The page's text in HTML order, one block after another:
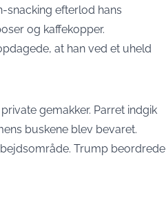
snacking efterlod hans
og kaffekopper.
at han ved et uheld
gemakker. Parret indgik
buskene blev bevaret.
Trump beordrede